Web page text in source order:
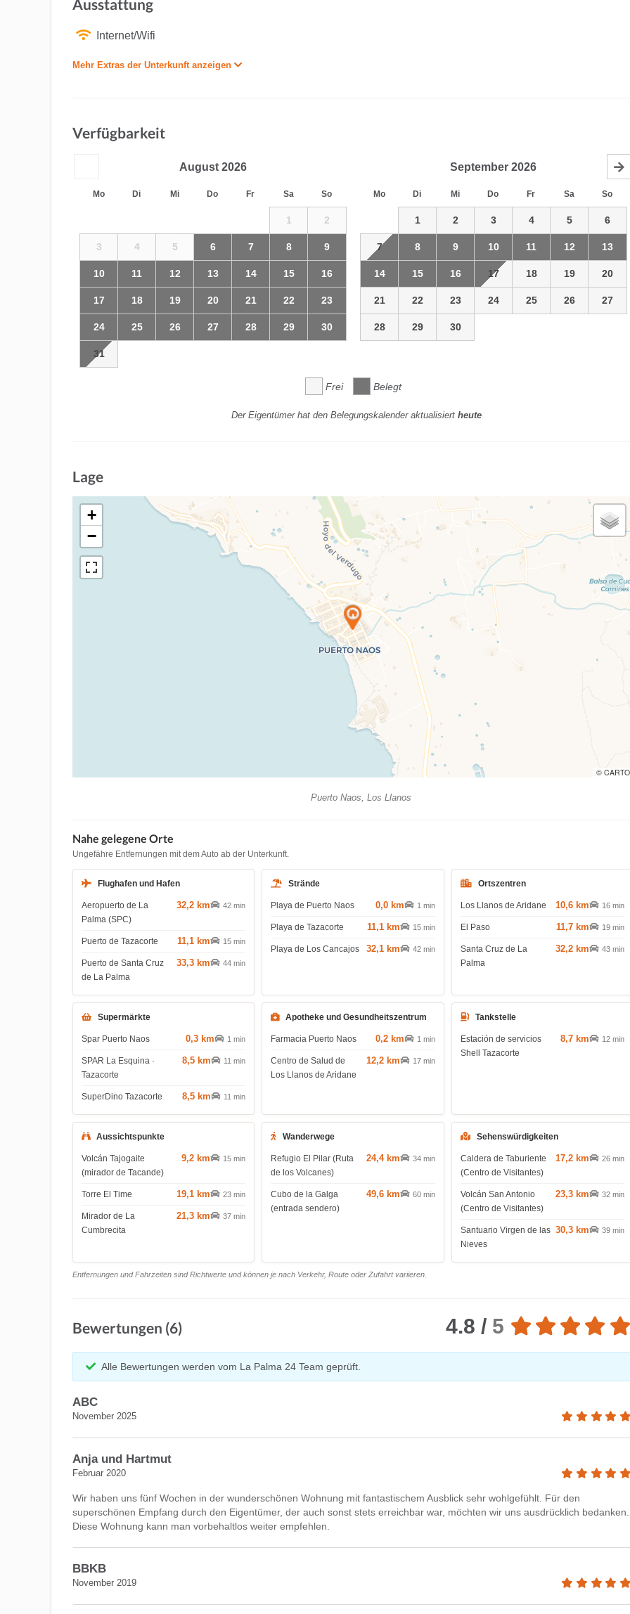
Ausstattung
Internet/Wifi
Mehr Extras der Unterkunft anzeigen
Verfügbarkeit
August 2026
Mo Di Mi Do Fr Sa So
1 2
3 4 5 6 7 8 9
10 11 12 13 14 15 16
17 18 19 20 21 22 23
24 25 26 27 28 29 30
31
September 2026
Mo Di Mi Do Fr Sa So
1 2 3 4 5 6
7 8 9 10 11 12 13
14 15 16 17 18 19 20
21 22 23 24 25 26 27
28 29 30
Frei Belegt
Der Eigentümer hat den Belegungskalender aktualisiert heute
Lage
+
−
© CARTO
Puerto Naos, Los Llanos
Nahe gelegene Orte
Ungefähre Entfernungen mit dem Auto ab der Unterkunft.
Flughafen und Hafen
Aeropuerto de La
Palma (SPC)
32,2 km 42 min
Puerto de Tazacorte 11,1 km 15 min
Puerto de Santa Cruz
de La Palma
33,3 km 44 min
Strände
Playa de Puerto Naos 0,0 km 1 min
Playa de Tazacorte 11,1 km 15 min
Playa de Los Cancajos 32,1 km 42 min
Ortszentren
Los Llanos de Aridane 10,6 km 16 min
El Paso 11,7 km 19 min
Santa Cruz de La
Palma
32,2 km 43 min
Supermärkte
Spar Puerto Naos 0,3 km 1 min
SPAR La Esquina ·
Tazacorte
8,5 km 11 min
SuperDino Tazacorte 8,5 km 11 min
Apotheke und Gesundheitszentrum
Farmacia Puerto Naos 0,2 km 1 min
Centro de Salud de
Los Llanos de Aridane
12,2 km 17 min
Tankstelle
Estación de servicios
Shell Tazacorte
8,7 km 12 min
Aussichtspunkte
Volcán Tajogaite
(mirador de Tacande)
9,2 km 15 min
Torre El Time 19,1 km 23 min
Mirador de La
Cumbrecita
21,3 km 37 min
Wanderwege
Refugio El Pilar (Ruta
de los Volcanes)
24,4 km 34 min
Cubo de la Galga
(entrada sendero)
49,6 km 60 min
Sehenswürdigkeiten
Caldera de Taburiente
(Centro de Visitantes)
17,2 km 26 min
Volcán San Antonio
(Centro de Visitantes)
23,3 km 32 min
Santuario Virgen de las
Nieves
30,3 km 39 min
Entfernungen und Fahrzeiten sind Richtwerte und können je nach Verkehr, Route oder Zufahrt variieren.
Bewertungen (6) 4.8 / 5
Alle Bewertungen werden vom La Palma 24 Team geprüft.
ABC
November 2025
Anja und Hartmut
Februar 2020
Wir haben uns fünf Wochen in der wunderschönen Wohnung mit fantastischem Ausblick sehr wohlgefühlt. Für den
superschönen Empfang durch den Eigentümer, der auch sonst stets erreichbar war, möchten wir uns ausdrücklich bedanken.
Diese Wohnung kann man vorbehaltlos weiter empfehlen.
BBKB
November 2019